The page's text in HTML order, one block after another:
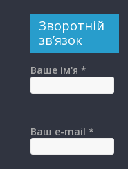
Зворотній
зв’язок
Ваше ім'я *
Ваш e-mail *